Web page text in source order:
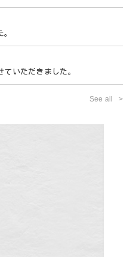
いただきました。
See all